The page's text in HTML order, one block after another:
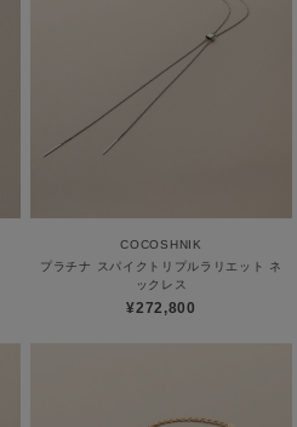
COCOSHNIK
プラチナ スパイクトリプルラリエット ネ
ックレス
¥272,800